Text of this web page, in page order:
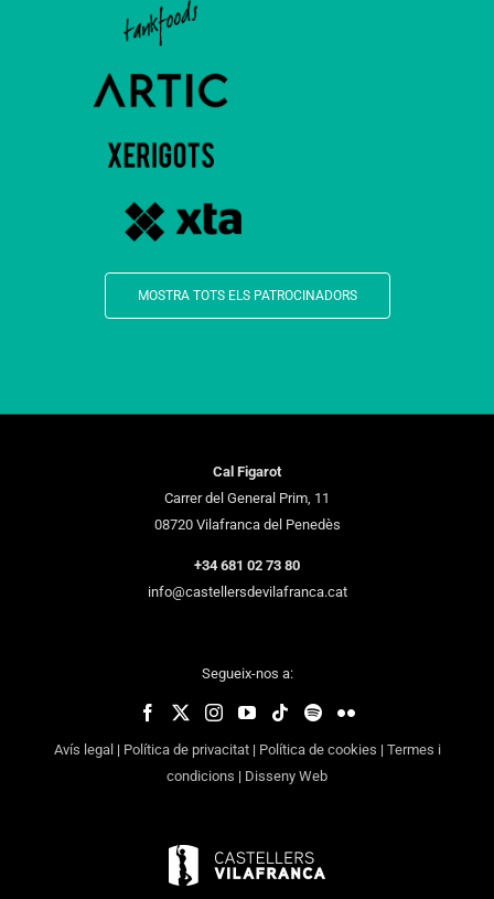
MOSTRA TOTS ELS PATROCINADORS
Cal Figarot
Carrer del General Prim, 11
08720 Vilafranca del Penedès
+34 681 02 73 80
info@castellersdevilafranca.cat
Segueix-nos a:
Avís legal | Política de privacitat| Política de cookies | Termes i
condicions | Disseny Web